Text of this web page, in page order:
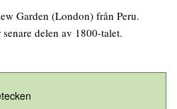
Garden (London) från Peru.
delen av 1800-talet.